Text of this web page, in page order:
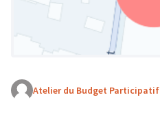
Atelier du Budget Participatif